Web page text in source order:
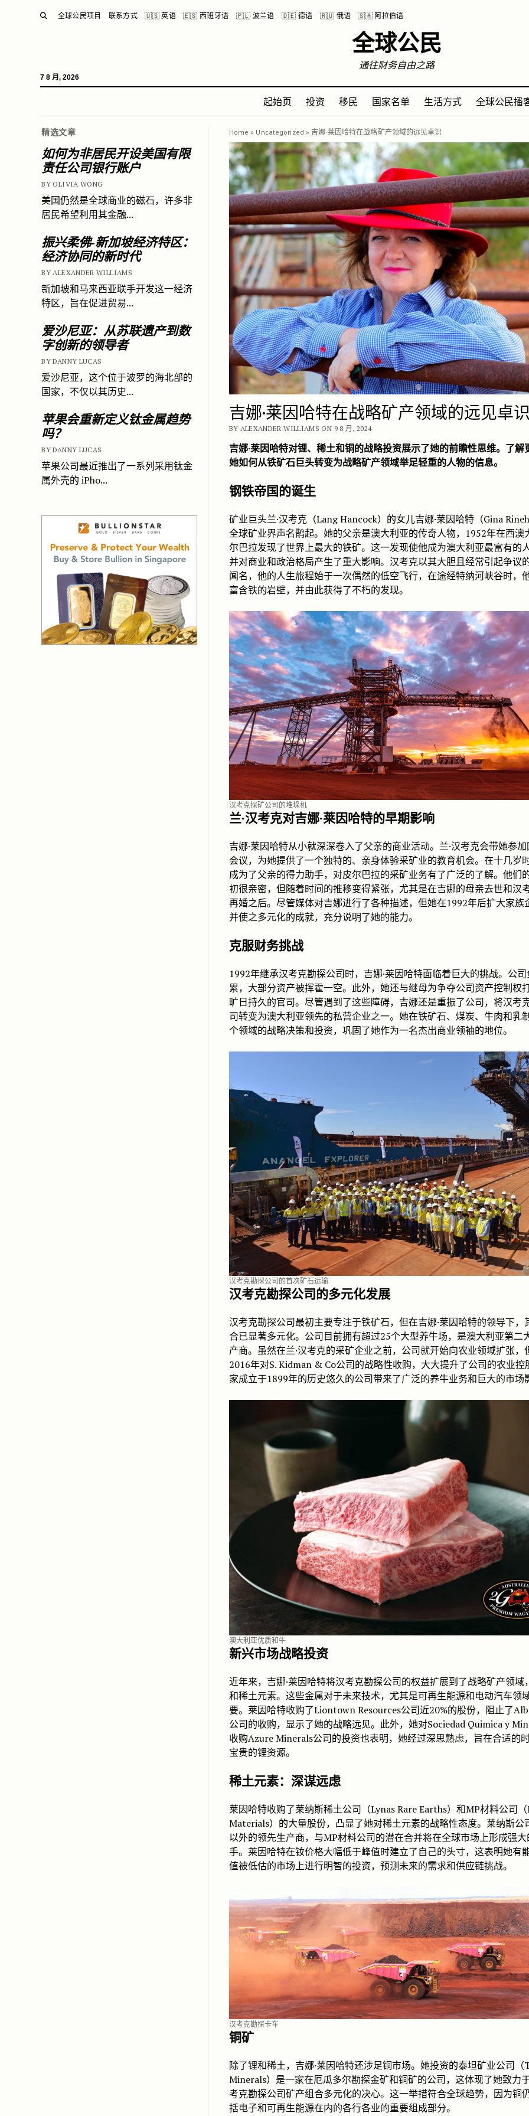
SEARCH
全球公民项目 联系方式 🇺🇸 英语 🇪🇸 西班牙语 🇵🇱 波兰语 🇩🇪 德语 🇷🇺 俄语 🇸🇦 阿拉伯语
全球公民
7 8 月, 2026
通往财务自由之路
起始页 投资 移民 国家名单 生活方式 全球公民播
精选文章
如何为非居民开设美国有限
责任公司银行账户
BY OLIVIA WONG
美国仍然是全球商业的磁石，许多非
居民希望利用其金融...
振兴柔佛-新加坡经济特区：
经济协同的新时代
BY ALEXANDER WILLIAMS
新加坡和马来西亚联手开发这一经济
特区，旨在促进贸易...
爱沙尼亚：从苏联遗产到数
字创新的领导者
BY DANNY LUCAS
爱沙尼亚，这个位于波罗的海北部的
国家，不仅以其历史...
苹果会重新定义钛金属趋势
吗？
BY DANNY LUCAS
苹果公司最近推出了一系列采用钛金
属外壳的 iPho...
Home » Uncategorized » 吉娜·莱因哈特在战略矿产领域的远见卓识
吉娜·莱因哈特在战略矿产领域的远见卓
BY ALEXANDER WILLIAMS ON 9 8 月, 2024
吉娜·莱因哈特对锂、稀土和铜的战略投资展示了她的前瞻性思维。了解
她如何从铁矿石巨头转变为战略矿产领域举足轻重的人物的信息。
钢铁帝国的诞生
矿业巨头兰·汉考克（Lang Hancock）的女儿吉娜·莱因哈特（Gina
全球矿业界声名鹊起。她的父亲是澳大利亚的传奇人物，1952年在西澳
尔巴拉发现了世界上最大的铁矿。这一发现使他成为澳大利亚最富有的
并对商业和政治格局产生了重大影响。汉考克以其大胆且经常引起争议
闻名，他的人生旅程始于一次偶然的低空飞行，在途经特纳河峡谷时，
富含铁的岩壁，并由此获得了不朽的发现。
汉考克探矿公司的堆垛机
兰·汉考克对吉娜·莱因哈特的早期影响
吉娜·莱因哈特从小就深深卷入了父亲的商业活动。兰·汉考克会带她参
会议，为她提供了一个独特的、亲身体验采矿业的教育机会。在十几岁
成为了父亲的得力助手，对皮尔巴拉的采矿业务有了广泛的了解。他们
初很亲密，但随着时间的推移变得紧张，尤其是在吉娜的母亲去世和汉
再婚之后。尽管媒体对吉娜进行了各种描述，但她在1992年后扩大家族
并使之多元化的成就，充分说明了她的能力。
克服财务挑战
1992年继承汉考克勘探公司时，吉娜·莱因哈特面临着巨大的挑战。公
累，大部分资产被挥霍一空。此外，她还与继母为争夺公司资产控制权
旷日持久的官司。尽管遇到了这些障碍，吉娜还是重振了公司，将汉考
司转变为澳大利亚领先的私营企业之一。她在铁矿石、煤炭、牛肉和乳
个领域的战略决策和投资，巩固了她作为一名杰出商业领袖的地位。
汉考克勘探公司的首次矿石运输
汉考克勘探公司的多元化发展
汉考克勘探公司最初主要专注于铁矿石，但在吉娜·莱因哈特的领导下，
合已显著多元化。公司目前拥有超过25个大型养牛场，是澳大利亚第二
产商。虽然在兰·汉考克的采矿企业之前，公司就开始向农业领域扩张，
2016年对S. Kidman & Co公司的战略性收购，大大提升了公司的农业控
家成立于1899年的历史悠久的公司带来了广泛的养牛业务和巨大的市场
澳大利亚优质和牛
新兴市场战略投资
近年来，吉娜·莱因哈特将汉考克勘探公司的权益扩展到了战略矿产领域
和稀土元素。这些金属对于未来技术，尤其是可再生能源和电动汽车领
要。莱因哈特收购了Liontown Resources公司近20%的股份，阻止了
公司的收购，显示了她的战略远见。此外，她对Sociedad Quimica y
收购Azure Minerals公司的投资也表明，她经过深思熟虑，旨在合适的
宝贵的锂资源。
稀土元素：深谋远虑
莱因哈特收购了莱纳斯稀土公司（Lynas Rare Earths）和MP材料公司
Materials）的大量股份，凸显了她对稀土元素的战略性态度。莱纳斯公
以外的领先生产商，与MP材料公司的潜在合并将在全球市场上形成强
手。莱因哈特在钕价格大幅低于峰值时建立了自己的头寸，这表明她有
值被低估的市场上进行明智的投资，预测未来的需求和供应链挑战。
汉考克勘探卡车
铜矿
除了锂和稀土，吉娜·莱因哈特还涉足铜市场。她投资的泰坦矿业公司
Minerals）是一家在厄瓜多尔勘探金矿和铜矿的公司，这体现了她致力
考克勘探公司矿产组合多元化的决心。这一举措符合全球趋势，因为铜
括电子和可再生能源在内的各行各业的重要组成部分。